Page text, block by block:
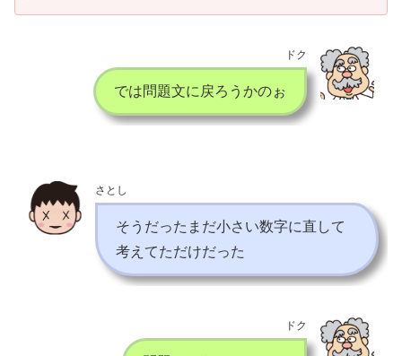
ドク
では問題文に戻ろうかのぉ
さとし
そうだったまだ小さい数字に直して
考えてただけだった
ドク